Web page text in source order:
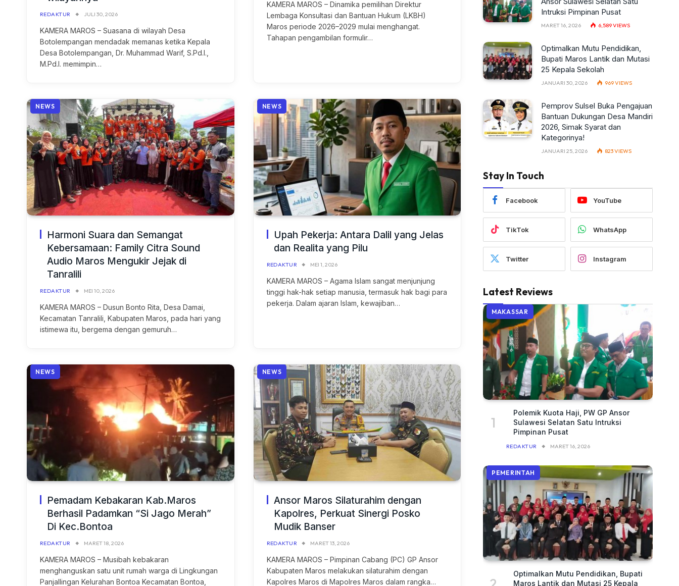
REDAKTUR JULI 30, 2026
KAMERA MAROS – Suasana di wilayah Desa
Botolempangan mendadak memanas ketika Kepala
Desa Botolempangan, Dr. Muhammad Warif, S.Pd.I.,
M.Pd.I. memimpin…
KAMERA MAROS – Dinamika pemilihan Direktur
Lembaga Konsultasi dan Bantuan Hukum (LKBH)
Maros periode 2026–2029 mulai menghangat.
Tahapan pengambilan formulir…
NEWS
Harmoni Suara dan Semangat
Kebersamaan: Family Citra Sound
Audio Maros Mengukir Jejak di
Tanralili
REDAKTUR MEI 10, 2026
KAMERA MAROS – Dusun Bonto Rita, Desa Damai,
Kecamatan Tanralili, Kabupaten Maros, pada hari yang
istimewa itu, bergema dengan gemuruh…
NEWS
Upah Pekerja: Antara Dalil yang Jelas
dan Realita yang Pilu
REDAKTUR MEI 1, 2026
KAMERA MAROS – Agama Islam sangat menjunjung
tinggi hak-hak setiap manusia, termasuk hak bagi para
pekerja. Dalam ajaran Islam, kewajiban…
NEWS
Pemadam Kebakaran Kab.Maros
Berhasil Padamkan “Si Jago Merah”
Di Kec.Bontoa
REDAKTUR MARET 18, 2026
KAMERA MAROS – Musibah kebakaran
menghanguskan satu unit rumah warga di Lingkungan
Panjallingan Kelurahan Bontoa Kecamatan Bontoa,
NEWS
Ansor Maros Silaturahim dengan
Kapolres, Perkuat Sinergi Posko
Mudik Banser
REDAKTUR MARET 13, 2026
KAMERA MAROS – Pimpinan Cabang (PC) GP Ansor
Kabupaten Maros melakukan silaturahim dengan
Kapolres Maros di Mapolres Maros dalam rangka…
Intruksi Pimpinan Pusat
MARET 16, 2026 6,589VIEWS
Optimalkan Mutu Pendidikan,
Bupati Maros Lantik dan Mutasi
25 Kepala Sekolah
JANUARI 30, 2026 969VIEWS
Pemprov Sulsel Buka Pengajuan
Bantuan Dukungan Desa Mandiri
2026, Simak Syarat dan
Kategorinya!
JANUARI 25, 2026 823VIEWS
Stay In Touch
Facebook YouTube
TikTok WhatsApp
Twitter Instagram
Latest Reviews
MAKASSAR
Polemik Kuota Haji, PW GP Ansor
Sulawesi Selatan Satu Intruksi
Pimpinan Pusat
REDAKTUR MARET 16, 2026
PEMERINTAH
Optimalkan Mutu Pendidikan, Bupati
Maros Lantik dan Mutasi 25 Kepala